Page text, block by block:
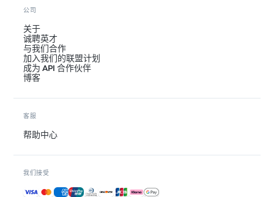
公司
关于
诚聘英才
与我们合作
加入我们的联盟计划
成为 API 合作伙伴
博客
客服
帮助中心
我们接受
接受的付款方式